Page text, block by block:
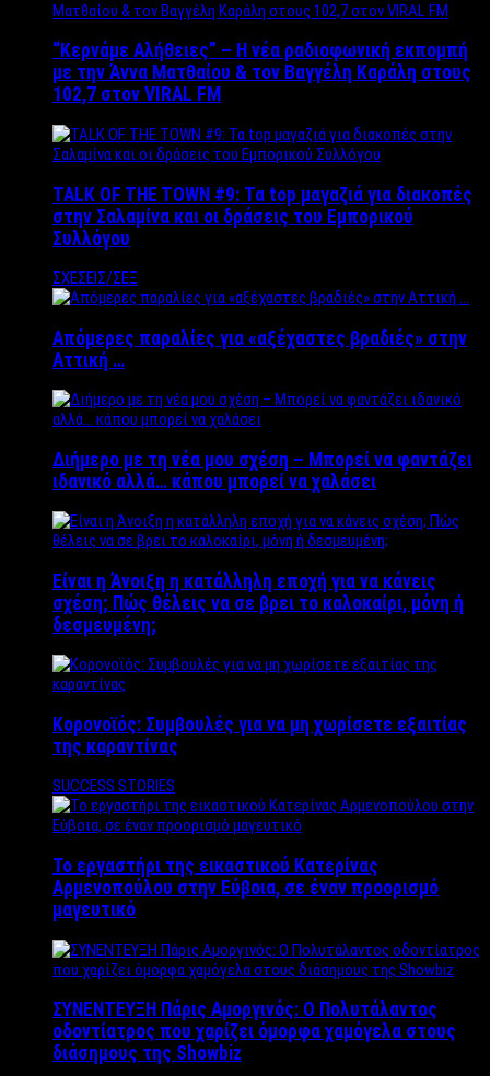
“Kερνάμε Αλήθειες” – Η νέα ραδιοφωνική εκπομπή
με την Άννα Ματθαίου & τον Βαγγέλη Καράλη στους
102,7 στον VIRAL FM
TALK OF THE TOWN #9: Τα top μαγαζιά για διακοπές
στην Σαλαμίνα και οι δράσεις του Εμπορικού
Συλλόγου
ΣΧΕΣΕΙΣ/ΣΕΞ
Απόμερες παραλίες για «αξέχαστες βραδιές» στην
Αττική …
Διήμερο με τη νέα μου σχέση – Μπορεί να φαντάζει
ιδανικό αλλά… κάπου μπορεί να χαλάσει
Είναι η Άνοιξη η κατάλληλη εποχή για να κάνεις
σχέση; Πώς θέλεις να σε βρει το καλοκαίρι, μόνη ή
δεσμευμένη;
Κορονοϊός: Συμβουλές για να μη χωρίσετε εξαιτίας
της καραντίνας
SUCCESS STORIES
Το εργαστήρι της εικαστικού Κατερίνας
Αρμενοπούλου στην Εύβοια, σε έναν προορισμό
μαγευτικό
ΣΥΝΕΝΤΕΥΞΗ Πάρις Αμοργινός: O Πολυτάλαντος
οδοντίατρος που χαρίζει όμορφα χαμόγελα στους
διάσημους της Showbiz